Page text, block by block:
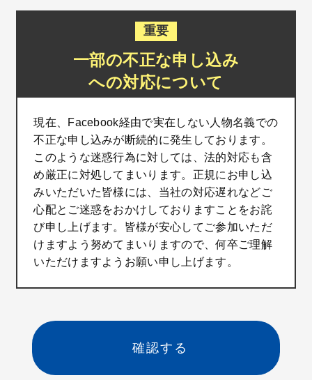
重要
一部の不正な申し込み
への対応について
現在、Facebook経由で実在しない人物名義での
不正な申し込みが断続的に発生しております。
このような迷惑行為に対しては、法的対応も含
め厳正に対処してまいります。正規にお申し込
みいただいた皆様には、当社の対応遅れなどご
心配とご迷惑をおかけしておりますことをお詫
び申し上げます。皆様が安心してご参加いただ
けますよう努めてまいりますので、何卒ご理解
いただけますようお願い申し上げます。
確認する